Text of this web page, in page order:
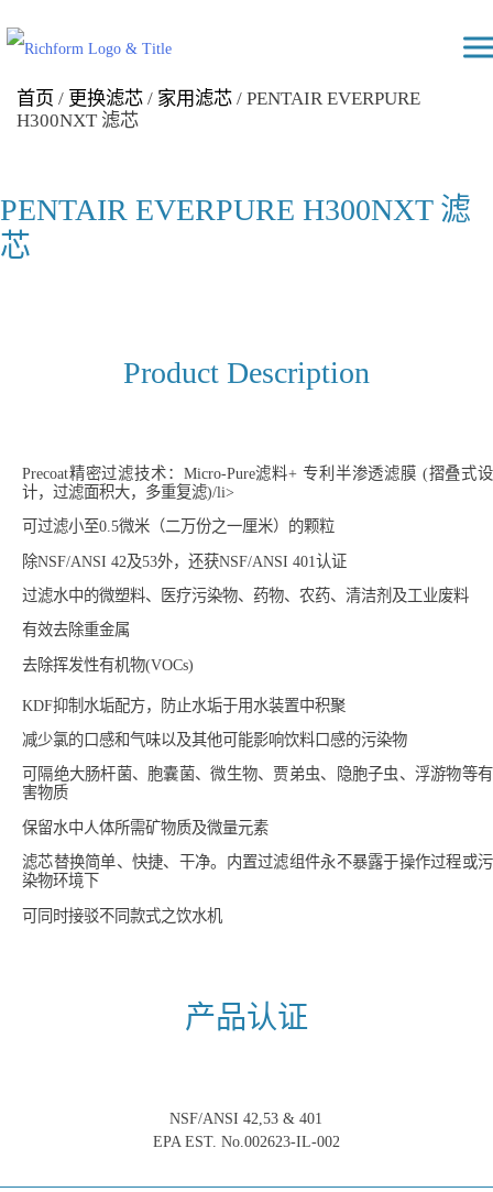
to
content
首页 / 更换滤芯 / 家用滤芯 / PENTAIR EVERPURE
H300NXT 滤芯
PENTAIR EVERPURE H300NXT 滤
芯
Product Description
Precoat精密过滤技术：Micro-Pure滤料+ 专利半渗透滤膜 (摺叠式设
计，过滤面积大，多重复滤)/li>
可过滤小至0.5微米（二万份之一厘米）的颗粒
除NSF/ANSI 42及53外，还获NSF/ANSI 401认证
过滤水中的微塑料、医疗污染物、药物、农药、清洁剂及工业废料
有效去除重金属
去除挥发性有机物(VOCs)
KDF抑制水垢配方，防止水垢于用水装置中积聚
减少氯的口感和气味以及其他可能影响饮料口感的污染物
可隔绝大肠杆菌、胞囊菌、微生物、贾弟虫、隐胞子虫、浮游物等有
害物质
保留水中人体所需矿物质及微量元素
滤芯替换简单、快捷、干净。内置过滤组件永不暴露于操作过程或污
染物环境下
可同时接驳不同款式之饮水机
产品认证
NSF/ANSI 42,53 & 401
EPA EST. No.002623-IL-002